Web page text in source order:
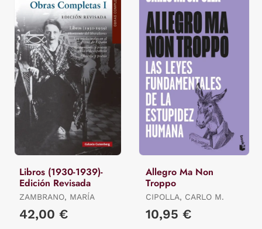
Libros (1930-1939)-
Edición Revisada
ZAMBRANO, MARÍA
42,00 €
Allegro Ma Non
Troppo
CIPOLLA, CARLO M.
10,95 €